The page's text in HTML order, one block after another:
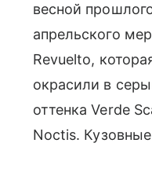
весной
апрельского
Revuelto,
окрасили в
оттенка Verde
Noctis.